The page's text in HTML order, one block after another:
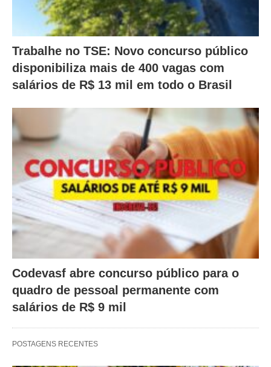
Trabalhe no TSE: Novo concurso público
disponibiliza mais de 400 vagas com
salários de R$ 13 mil em todo o Brasil
Codevasf abre concurso público para o
quadro de pessoal permanente com
salários de R$ 9 mil
POSTAGENS RECENTES